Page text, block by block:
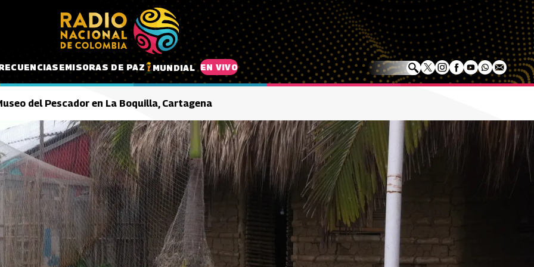
EMISORAS DE PAZ MUNDIAL EN VIVO
del Pescador en La Boquilla, Cartagena